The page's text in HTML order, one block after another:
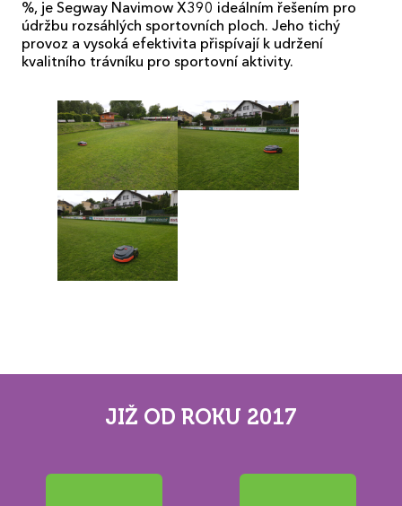
%, je Segway Navimow X390 ideálním řešením pro
údržbu rozsáhlých sportovních ploch. Jeho tichý
provoz a vysoká efektivita přispívají k udržení
kvalitního trávníku pro sportovní aktivity.
JIŽ OD ROKU 2017